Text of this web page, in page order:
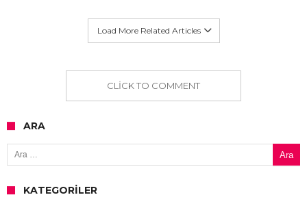
Load More Related Articles
CLICK TO COMMENT
ARA
Arama:
KATEGORILER